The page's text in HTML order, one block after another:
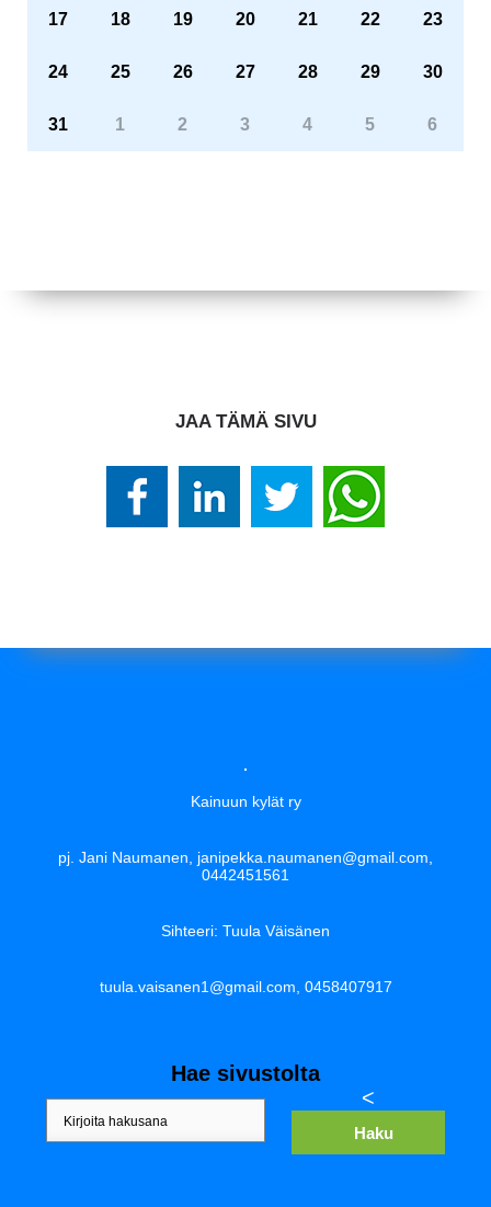
17 18 19 20 21 22 23
24 25 26 27 28 29 30
31 1 2 3 4 5 6
JAA TÄMÄ SIVU
Kainuun kylät ry
pj. Jani Naumanen, janipekka.naumanen@gmail.com,
0442451561
Sihteeri: Tuula Väisänen
tuula.vaisanen1@gmail.com, 0458407917
Hae sivustolta